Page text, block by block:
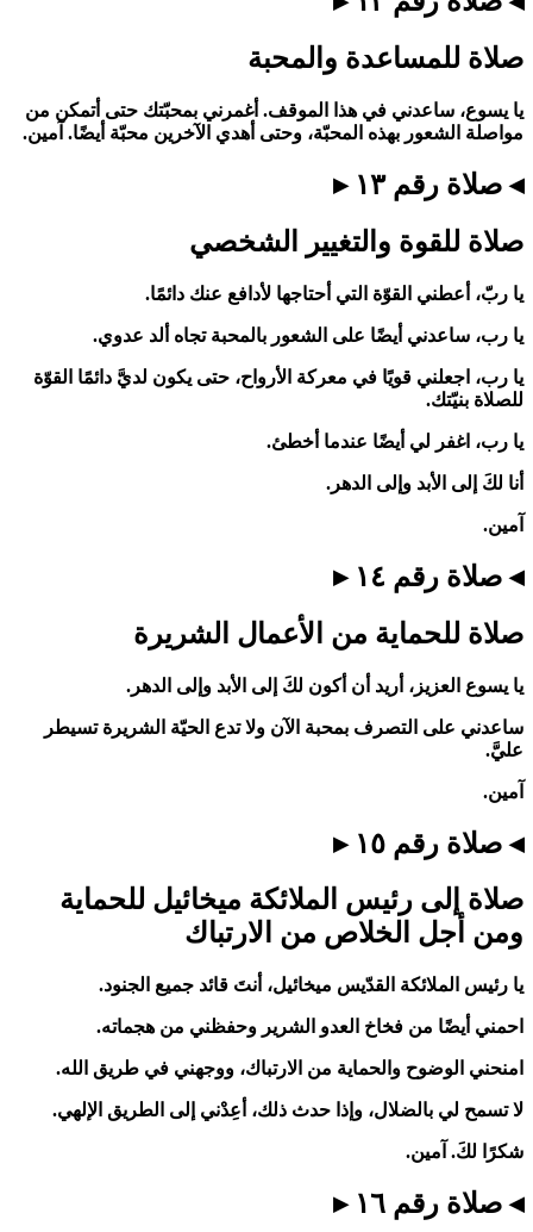
صلاة للمساعدة والمحبة
يا يسوع، ساعدني في هذا الموقف. أغمرني بمحبّتك حتى أتمكن من
مواصلة الشعور بهذه المحبّة، وحتى أهدي الآخرين محبّة أيضًا. آمين.
◂ صلاة رقم ١٣ ▸
صلاة للقوة والتغيير الشخصي
يا ربّ، أعطني القوّة التي أحتاجها لأدافع عنك دائمًا.
يا رب، ساعدني أيضًا على الشعور بالمحبة تجاه ألد عدوي.
يا رب، اجعلني قويًا في معركة الأرواح، حتى يكون لديَّ دائمًا القوّة
للصلاة بنيّتك.
يا رب، اغفر لي أيضًا عندما أخطئ.
أنا لكَ إلى الأبد وإلى الدهر.
آمين.
◂ صلاة رقم ١٤ ▸
صلاة للحماية من الأعمال الشريرة
يا يسوع العزيز، أريد أن أكون لكَ إلى الأبد وإلى الدهر.
ساعدني على التصرف بمحبة الآن ولا تدع الحيّة الشريرة تسيطر
عليَّ.
آمين.
◂ صلاة رقم ١٥ ▸
صلاة إلى رئيس الملائكة ميخائيل للحماية
ومن أجل الخلاص من الارتباك
يا رئيس الملائكة القدّيس ميخائيل، أنتَ قائد جميع الجنود.
احمني أيضًا من فخاخ العدو الشرير وحفظني من هجماته.
امنحني الوضوح والحماية من الارتباك، ووجهني في طريق الله.
لا تسمح لي بالضلال، وإذا حدث ذلك، أعِدْني إلى الطريق الإلهي.
شكرًا لكَ. آمين.
◂ صلاة رقم ١٦ ▸